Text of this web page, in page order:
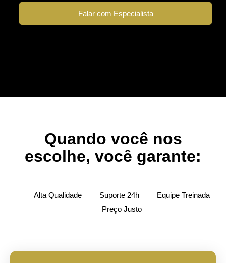
Falar com Especialista
Quando você nos
escolhe, você garante:
Alta Qualidade Suporte 24h
Equipe Treinada
Preço Justo